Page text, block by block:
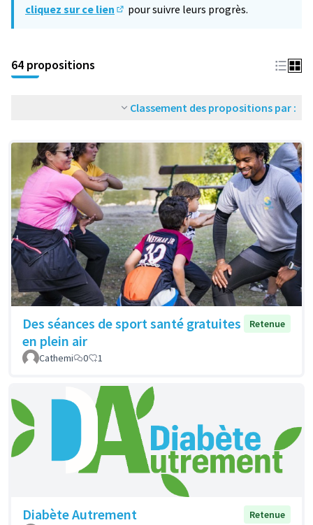
cliquez sur ce lien
pour suivre leurs progrès.
64 propositions
Classement des propositions par :
Des séances de sport santé gratuites
en plein air
Retenue
Cathemi 0 1
Diabète Autrement
Retenue